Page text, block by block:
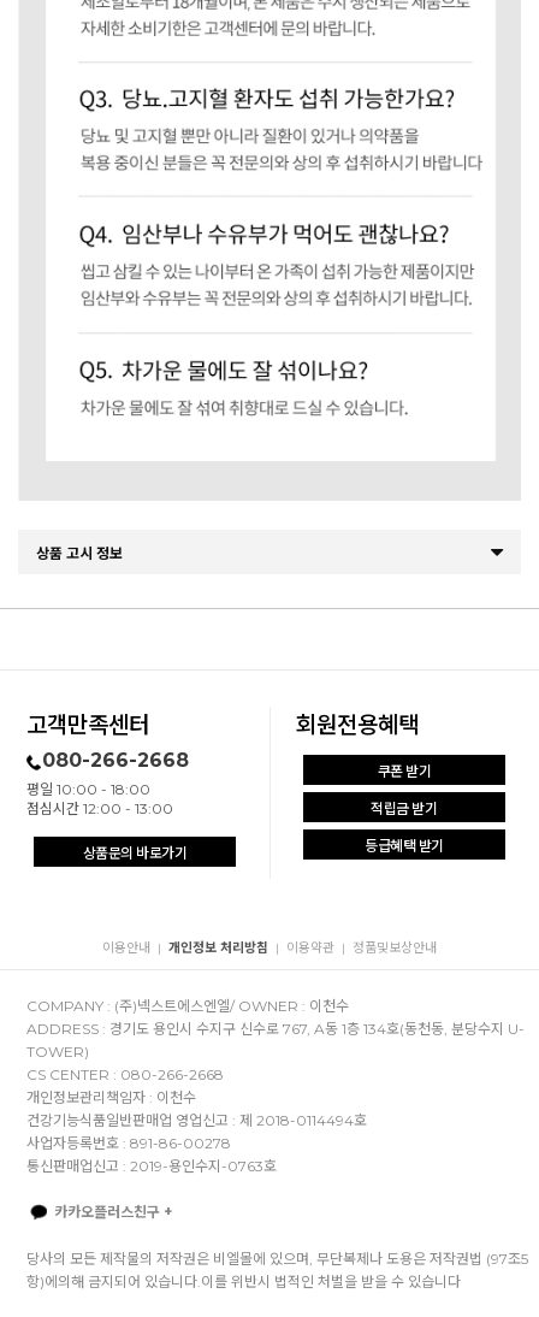
상품 고시 정보
고객만족센터
080-266-2668
평일 10:00 - 18:00
점심시간 12:00 - 13:00
상품문의 바로가기
회원전용혜택
쿠폰 받기
적립금 받기
등급혜택 받기
이용안내 | 개인정보 처리방침 | 이용약관 | 정품및보상안내
COMPANY : (주)넥스트에스엔엘/ OWNER : 이천수
ADDRESS : 경기도 용인시 수지구 신수로 767, A동 1층 134호(동천동, 분당수지 U-
TOWER)
CS CENTER : 080-266-2668
개인정보관리책임자 : 이천수
건강기능식품일반판매업 영업신고 : 제 2018-0114494호
사업자등록번호 : 891-86-00278
통신판매업신고 : 2019-용인수지-0763호
카카오플러스친구 +
당사의 모든 제작물의 저작권은 비엘몰에 있으며, 무단복제나 도용은 저작권법 (97조5
항)에의해 금지되어 있습니다.이를 위반시 법적인 처벌을 받을 수 있습니다